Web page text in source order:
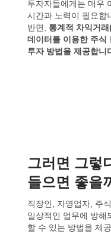
투자자들에게는 매우
시간과 노력이 필요합
반면, 통계적 차익거
데이터를 이용한 주식
투자 방법을 제공합니
그러면 그렇
들으면 좋을
직장인, 자영업자, 주
일상적인 업무에 방해
할 수 있는 방법을 제